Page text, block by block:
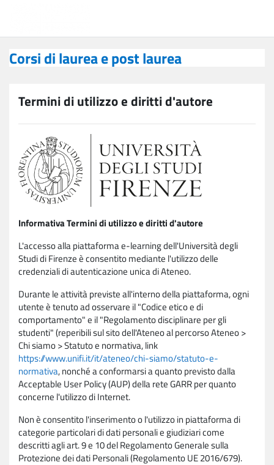
Corsi di laurea e post laurea
Termini di utilizzo e diritti d'autore
Informativa Termini di utilizzo e diritti d'autore
L'accesso alla piattaforma e-learning dell'Università degli
Studi di Firenze è consentito mediante l'utilizzo delle
credenziali di autenticazione unica di Ateneo.
Durante le attività previste all'interno della piattaforma, ogni
utente è tenuto ad osservare il "Codice etico e di
comportamento" e il "Regolamento disciplinare per gli
studenti" (reperibili sul sito dell'Ateneo al percorso Ateneo >
Chi siamo > Statuto e normativa, link
https://www.unifi.it/it/ateneo/chi-siamo/statuto-e-
normativa, nonché a conformarsi a quanto previsto dalla
Acceptable User Policy (AUP) della rete GARR per quanto
concerne l'utilizzo di Internet.
Non è consentito l'inserimento o l'utilizzo in piattaforma di
categorie particolari di dati personali e giudiziari come
descritti agli art. 9 e 10 del Regolamento Generale sulla
Protezione dei dati Personali (Regolamento UE 2016/679).